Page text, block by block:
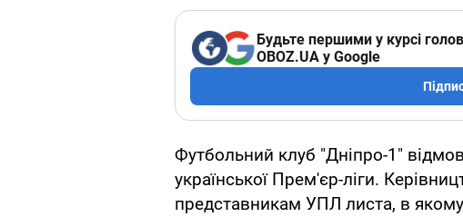
Будьте першими у курсі
OBOZ.UA у Google
Футбольний клуб "Дніпро-1"
української Прем'єр-ліги.
представникам УПЛ листа, в